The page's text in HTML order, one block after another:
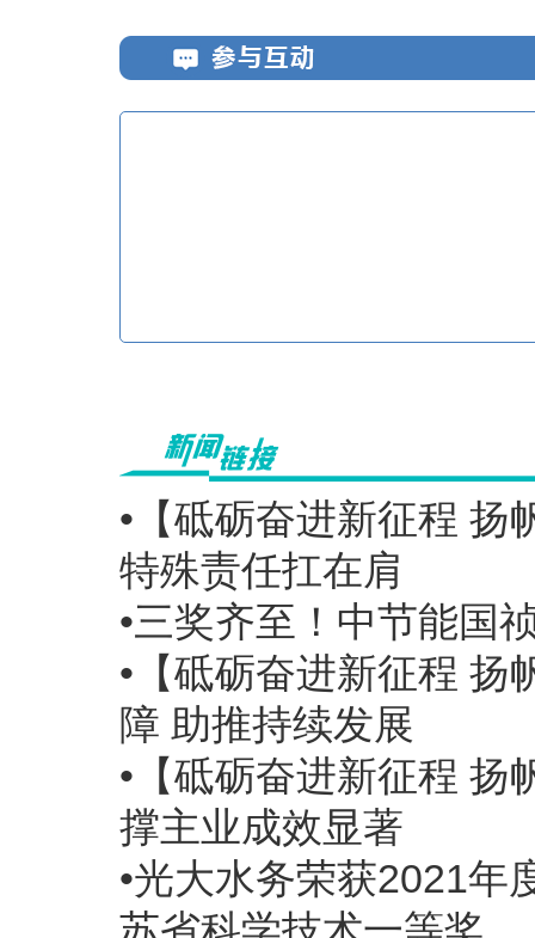
•【砥砺奋进新征程 扬
特殊责任扛在肩
•三奖齐至！中节能国
•【砥砺奋进新征程 扬
障 助推持续发展
•【砥砺奋进新征程 扬
撑主业成效显著
•光大水务荣获2021年